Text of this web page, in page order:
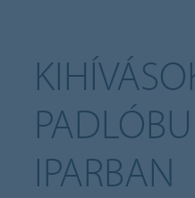
IPARBAN